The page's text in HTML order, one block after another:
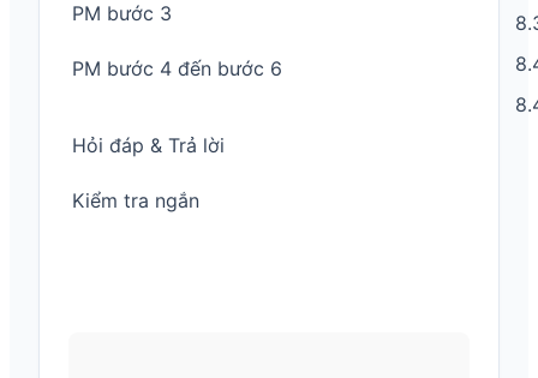
PM bước 3
PM bước 4 đến bước 6
Hỏi đáp & Trả lời
Kiểm tra ngắn